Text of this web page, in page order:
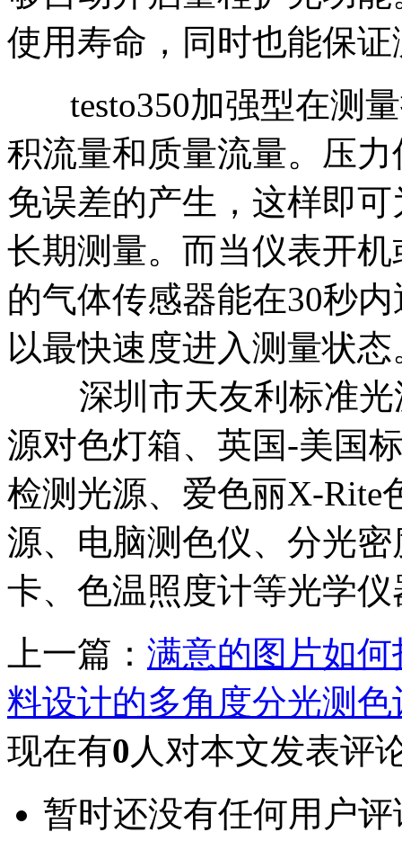
使用寿命，同时也能保
testo350加强型在测量
积流量和质量流量。压
免误差的产生，这样即
长期测量。而当仪表开
的气体传感器能在30秒
以最快速度进入测量状
深圳市天友利标准光
源对色灯箱、英国-美国
检测光源、爱色丽X-Rite
源、电脑测色仪、分光
卡、色温照度计等光学仪
上一篇： 满意的图片如何
料设计的多角度分光测色
现在有0 人对本文发表评
暂时还没有任何用户评